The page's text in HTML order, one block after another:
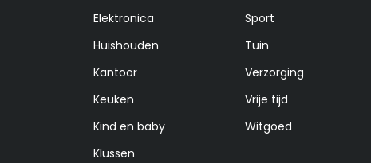
Elektronica
Huishouden
Kantoor
Keuken
Kind en baby
Klussen
Sport
Tuin
Verzorging
Vrije tijd
Witgoed